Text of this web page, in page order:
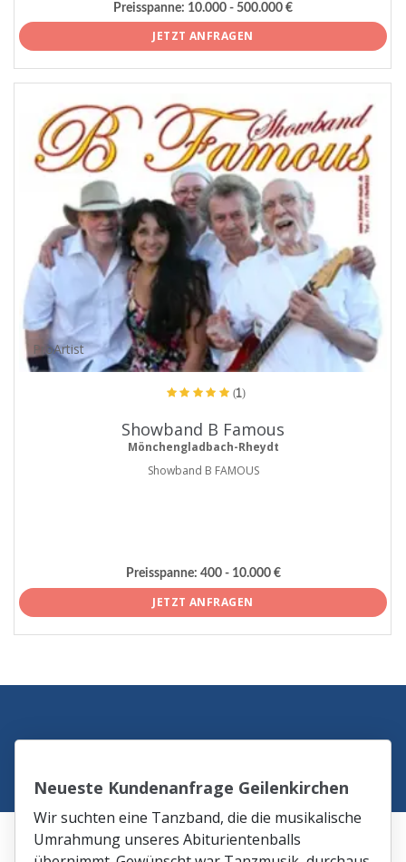
Preisspanne: 10.000 - 500.000 €
JETZT ANFRAGEN
ProArtist
(1)
Showband B Famous
Mönchengladbach-Rheydt
Showband B FAMOUS
Preisspanne: 400 - 10.000 €
JETZT ANFRAGEN
Neueste Kundenanfrage Geilenkirchen
Wir suchten eine Tanzband, die die musikalische
Umrahmung unseres Abiturientenballs